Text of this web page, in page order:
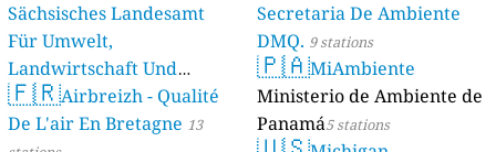
Sächsisches Landesamt
Für Umwelt,
Landwirtschaft Und
Geologie) 50 stations
🇫🇷Airbreizh - Qualité
De L'air En Bretagne 13
Secretaria De Ambiente
DMQ. 9 stations
🇵🇦MiAmbiente
Ministerio de Ambiente de
Panamá5 stations